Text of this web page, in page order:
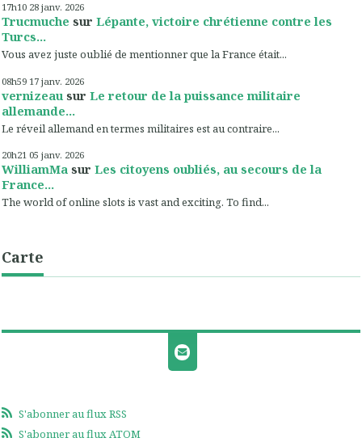
17h10 28 janv. 2026
Trucmuche sur Lépante, victoire chrétienne contre les
Turcs...
Vous avez juste oublié de mentionner que la France était...
08h59 17 janv. 2026
vernizeau sur Le retour de la puissance militaire
allemande...
Le réveil allemand en termes militaires est au contraire...
20h21 05 janv. 2026
WilliamMa sur Les citoyens oubliés, au secours de la
France...
The world of online slots is vast and exciting. To find...
Carte
S'abonner au flux RSS
S'abonner au flux ATOM